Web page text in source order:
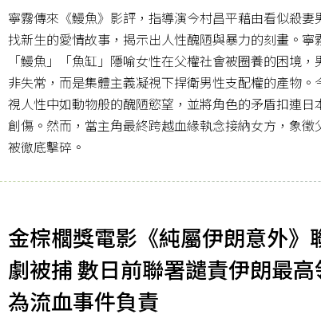
寧霧傳來《鰻魚》影評，指導演今村昌平藉由看似殺妻
找新生的愛情故事，揭示出人性醜陋與暴力的刻畫。寧
「鰻魚」「魚缸」隱喻女性在父權社會被圈養的困境，
非失常，而是集體主義凝視下捍衛男性支配權的產物。
視人性中如動物般的醜陋慾望，並將角色的矛盾扣連日
創傷。然而，當主角最終跨越血緣執念接納女方，象徵
被徹底擊碎。
金棕櫚獎電影《純屬伊朗意外》
劇被捕 數日前聯署譴責伊朗最
為流血事件負責